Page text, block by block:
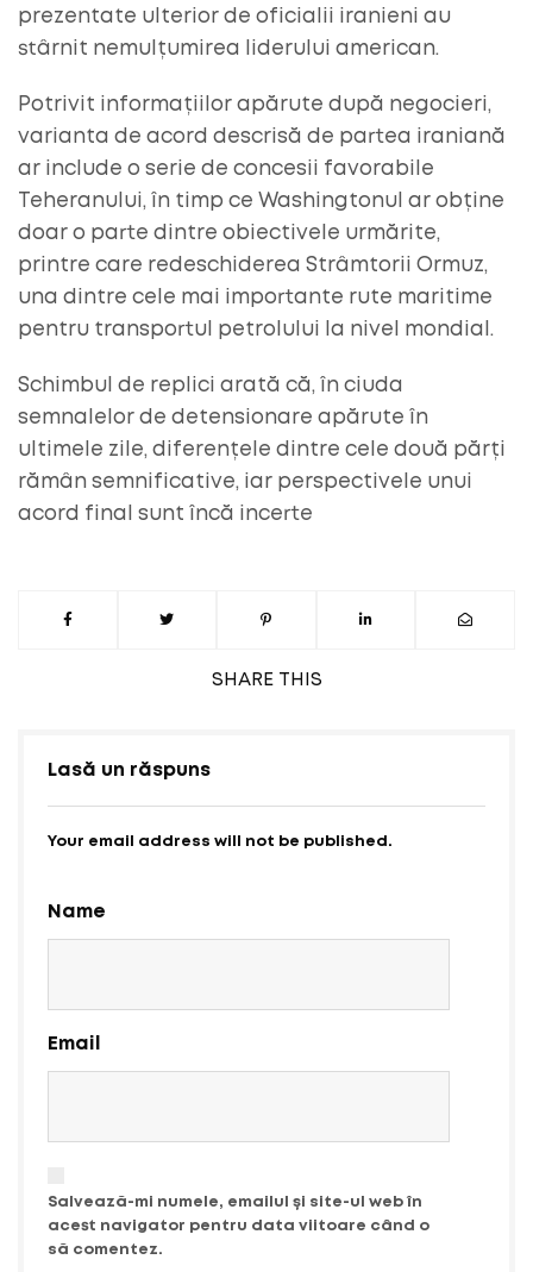
SHARE THIS
prezentate ulterior de oficialii iranieni au
stârnit nemulțumirea liderului american.
Potrivit informațiilor apărute după negocieri,
varianta de acord descrisă de partea iraniană
ar include o serie de concesii favorabile
Teheranului, în timp ce Washingtonul ar obține
doar o parte dintre obiectivele urmărite,
printre care redeschiderea Strâmtorii Ormuz,
una dintre cele mai importante rute maritime
pentru transportul petrolului la nivel mondial.
Schimbul de replici arată că, în ciuda
semnalelor de detensionare apărute în
ultimele zile, diferențele dintre cele două părți
rămân semnificative, iar perspectivele unui
acord final sunt încă incerte
Lasă un răspuns
Your email address will not be published.
Name
Email
Salvează-mi numele, emailul și site-ul web în
acest navigator pentru data viitoare când o
să comentez.